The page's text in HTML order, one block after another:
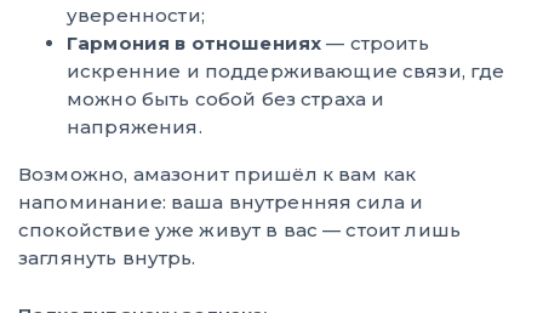
уверенности;
Гармония в отношениях — строить
искренние и поддерживающие связи, где
можно быть собой без страха и
напряжения.
Возможно, амазонит пришёл к вам как
напоминание: ваша внутренняя сила и
спокойствие уже живут в вас — стоит лишь
заглянуть внутрь.